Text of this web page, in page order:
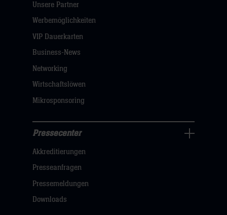
Navigation
öffnen,
dann
klicken
Unsere Partner
Werbemöglichkeiten
VIP Dauerkarten
Business-News
Networking
Wirtschaftslöwen
Mikrosponsoring
Navigation
öffnen,
dann
klicken
Pressecenter
Akkreditierungen
Presseanfragen
Pressemeldungen
Downloads